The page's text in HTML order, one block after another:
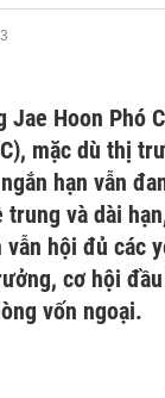
Jae Hoon Phó
mặc dù thị
hạn vẫn
trung và dài
hội đủ các
cơ hội
vốn ngoại.